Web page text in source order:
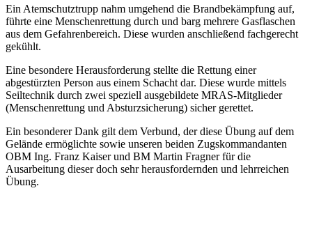
Ein Atemschutztrupp nahm umgehend die Brandbekämpfung auf,
führte eine Menschenrettung durch und barg mehrere Gasflaschen
aus dem Gefahrenbereich. Diese wurden anschließend fachgerecht
gekühlt.
Eine besondere Herausforderung stellte die Rettung einer
abgestürzten Person aus einem Schacht dar. Diese wurde mittels
Seiltechnik durch zwei speziell ausgebildete MRAS-Mitglieder
(Menschenrettung und Absturzsicherung) sicher gerettet.
Ein besonderer Dank gilt dem Verbund, der diese Übung auf dem
Gelände ermöglichte sowie unseren beiden Zugskommandanten
OBM Ing. Franz Kaiser und BM Martin Fragner für die
Ausarbeitung dieser doch sehr herausfordernden und lehrreichen
Übung.